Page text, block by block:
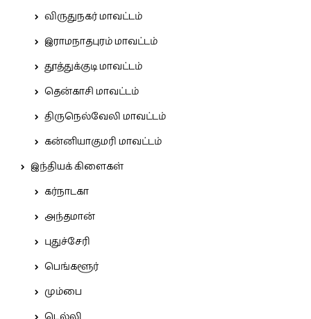
விருதுநகர் மாவட்டம்
இராமநாதபுரம் மாவட்டம்
தூத்துக்குடி மாவட்டம்
தென்காசி மாவட்டம்
திருநெல்வேலி மாவட்டம்
கன்னியாகுமரி மாவட்டம்
இந்தியக் கிளைகள்
கர்நாடகா
அந்தமான்
புதுச்சேரி
பெங்களூர்
மும்பை